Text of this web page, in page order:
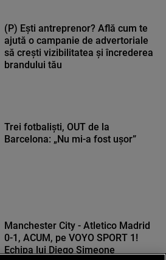
(P) Ești antreprenor? Află cum te
ajută o campanie de advertoriale
să crești vizibilitatea și încrederea
brandului tău
Trei fotbaliști, OUT de la
Barcelona: „Nu mi-a fost ușor”
Manchester City - Atletico Madrid
0-1, ACUM, pe VOYO SPORT 1!
Echipa lui Diego Simeone